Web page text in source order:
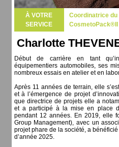
À VOTRE
SERVICE
Coordinatrice du
CosmetoPack®II
Charlotte
Début de carrière en tant
équipementiers automobiles, ses
nombreux essais en atelier et en
Après 11 années de terrain, elle
et à l’émergence de projet
que directrice de projets elle a
et a participé à la mise en place
pendant 12 années. En 2019, elle
Group Management), avec un
projet phare de la société, a
d’année 2025.